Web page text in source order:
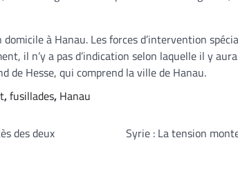
à Hanau. Les forces d’intervention
il n’y a pas d’indication selon laquelle il y
de Hesse, qui comprend la ville de Hanau.
,fusillades, Hanau
des deux
Syrie : La tension